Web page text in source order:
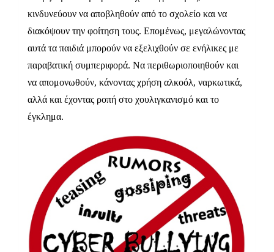
κινδυνεύουν να αποβληθούν από το σχολείο και να
διακόψουν την φοίτηση τους. Επομένως, μεγαλώνοντας
αυτά τα παιδιά μπορούν να εξελιχθούν σε ενήλικες με
παραβατική συμπεριφορά. Να περιθωριοποιηθούν και
να απομονωθούν, κάνοντας χρήση αλκοόλ, ναρκωτικά,
αλλά και έχοντας ροπή στο χουλιγκανισμό και το
έγκλημα.